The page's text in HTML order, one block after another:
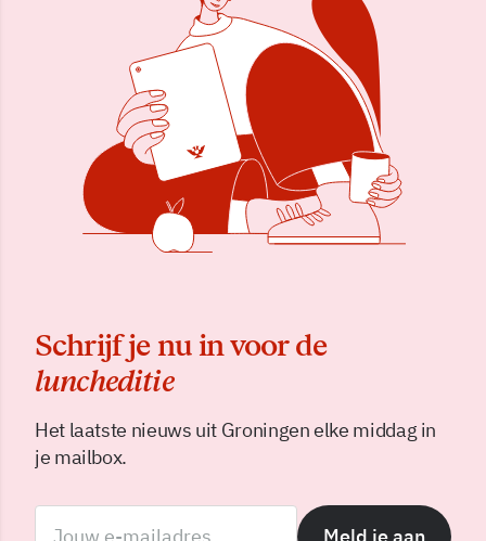
Schrijf je nu in voor de
luncheditie
Het laatste nieuws uit Groningen elke middag in
je mailbox.
Meld je aan